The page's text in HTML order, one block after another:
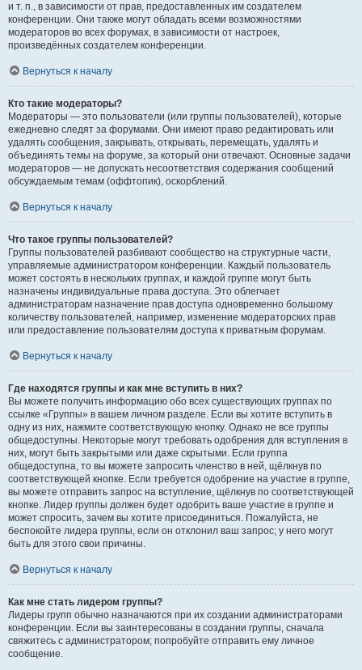
и т. п., в зависимости от прав, предоставленных им создателем
конференции. Они также могут обладать всеми возможностями
модераторов во всех форумах, в зависимости от настроек,
произведённых создателем конференции.
Вернуться к началу
Кто такие модераторы?
Модераторы — это пользователи (или группы пользователей), которые
ежедневно следят за форумами. Они имеют право редактировать или
удалять сообщения, закрывать, открывать, перемещать, удалять и
объединять темы на форуме, за который они отвечают. Основные задачи
модераторов — не допускать несоответствия содержания сообщений
обсуждаемым темам (оффтопик), оскорблений.
Вернуться к началу
Что такое группы пользователей?
Группы пользователей разбивают сообщество на структурные части,
управляемые администратором конференции. Каждый пользователь
может состоять в нескольких группах, и каждой группе могут быть
назначены индивидуальные права доступа. Это облегчает
администраторам назначение прав доступа одновременно большому
количеству пользователей, например, изменение модераторских прав
или предоставление пользователям доступа к приватным форумам.
Вернуться к началу
Где находятся группы и как мне вступить в них?
Вы можете получить информацию обо всех существующих группах по
ссылке «Группы» в вашем личном разделе. Если вы хотите вступить в
одну из них, нажмите соответствующую кнопку. Однако не все группы
общедоступны. Некоторые могут требовать одобрения для вступления в
них, могут быть закрытыми или даже скрытыми. Если группа
общедоступна, то вы можете запросить членство в ней, щёлкнув по
соответствующей кнопке. Если требуется одобрение на участие в группе,
вы можете отправить запрос на вступление, щёлкнув по соответствующей
кнопке. Лидер группы должен будет одобрить ваше участие в группе и
может спросить, зачем вы хотите присоединиться. Пожалуйста, не
беспокойте лидера группы, если он отклонил ваш запрос; у него могут
быть для этого свои причины.
Вернуться к началу
Как мне стать лидером группы?
Лидеры групп обычно назначаются при их создании администраторами
конференции. Если вы заинтересованы в создании группы, сначала
свяжитесь с администратором; попробуйте отправить ему личное
сообщение.